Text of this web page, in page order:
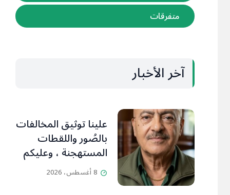
متفرقات
آخر الأخبار
علينا توثيق المخالفات
بالصُور واللقطات
المستهجنة ، وعليكم
التنبّه وإبداء آرائكم
بالتعليقات (جورج
8 أغسطس، 2026